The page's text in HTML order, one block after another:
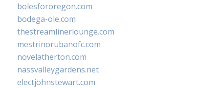
bolesfororegon.com
bodega-ole.com
thestreamlinerlounge.com
mestrinorubanofc.com
novelatherton.com
nassvalleygardens.net
electjohnstewart.com